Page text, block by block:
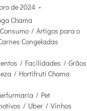
de 2024
Chama
/ Artigos para o
Congeladas
/ Facilidades / Grãos
/ Hortifruti Chama
/ Pet
/ Uber / Vinhos